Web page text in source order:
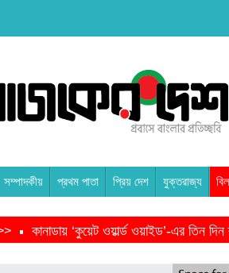
সম্পাদকীয় প্রথম পাতা প্রিয় দেশ যুক্তরাজ্য
কানাডায় ‘কুয়েট ওয়ার্ল্ড ওয়াইড’-এর তিন